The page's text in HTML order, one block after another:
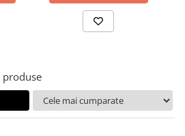
produse